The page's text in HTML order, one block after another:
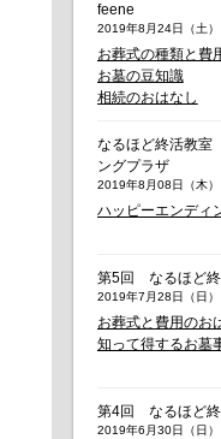
feene
2019年8月24日（土
お葬式の種類と費
お墓の豆知識
相続のおはなし
なるほど終活教
ングプラザ
2019年8月08日（木
ハッピーエンディ
第5回 なるほど
2019年7月28日（日
お葬式と費用のお
知って得するお墓
第4回 なるほど
2019年6月30日（日